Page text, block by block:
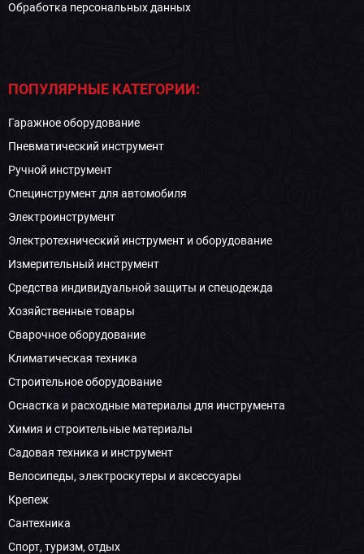
Обработка персональных данных
ПОПУЛЯРНЫЕ КАТЕГОРИИ:
Гаражное оборудование
Пневматический инструмент
Ручной инструмент
Специнструмент для автомобиля
Электроинструмент
Электротехнический инструмент и оборудование
Измерительный инструмент
Средства индивидуальной защиты и спецодежда
Хозяйственные товары
Сварочное оборудование
Климатическая техника
Строительное оборудование
Оснастка и расходные материалы для инструмента
Химия и строительные материалы
Садовая техника и инструмент
Велосипеды, электроскутеры и аксессуары
Крепеж
Сантехника
Спорт, туризм, отдых